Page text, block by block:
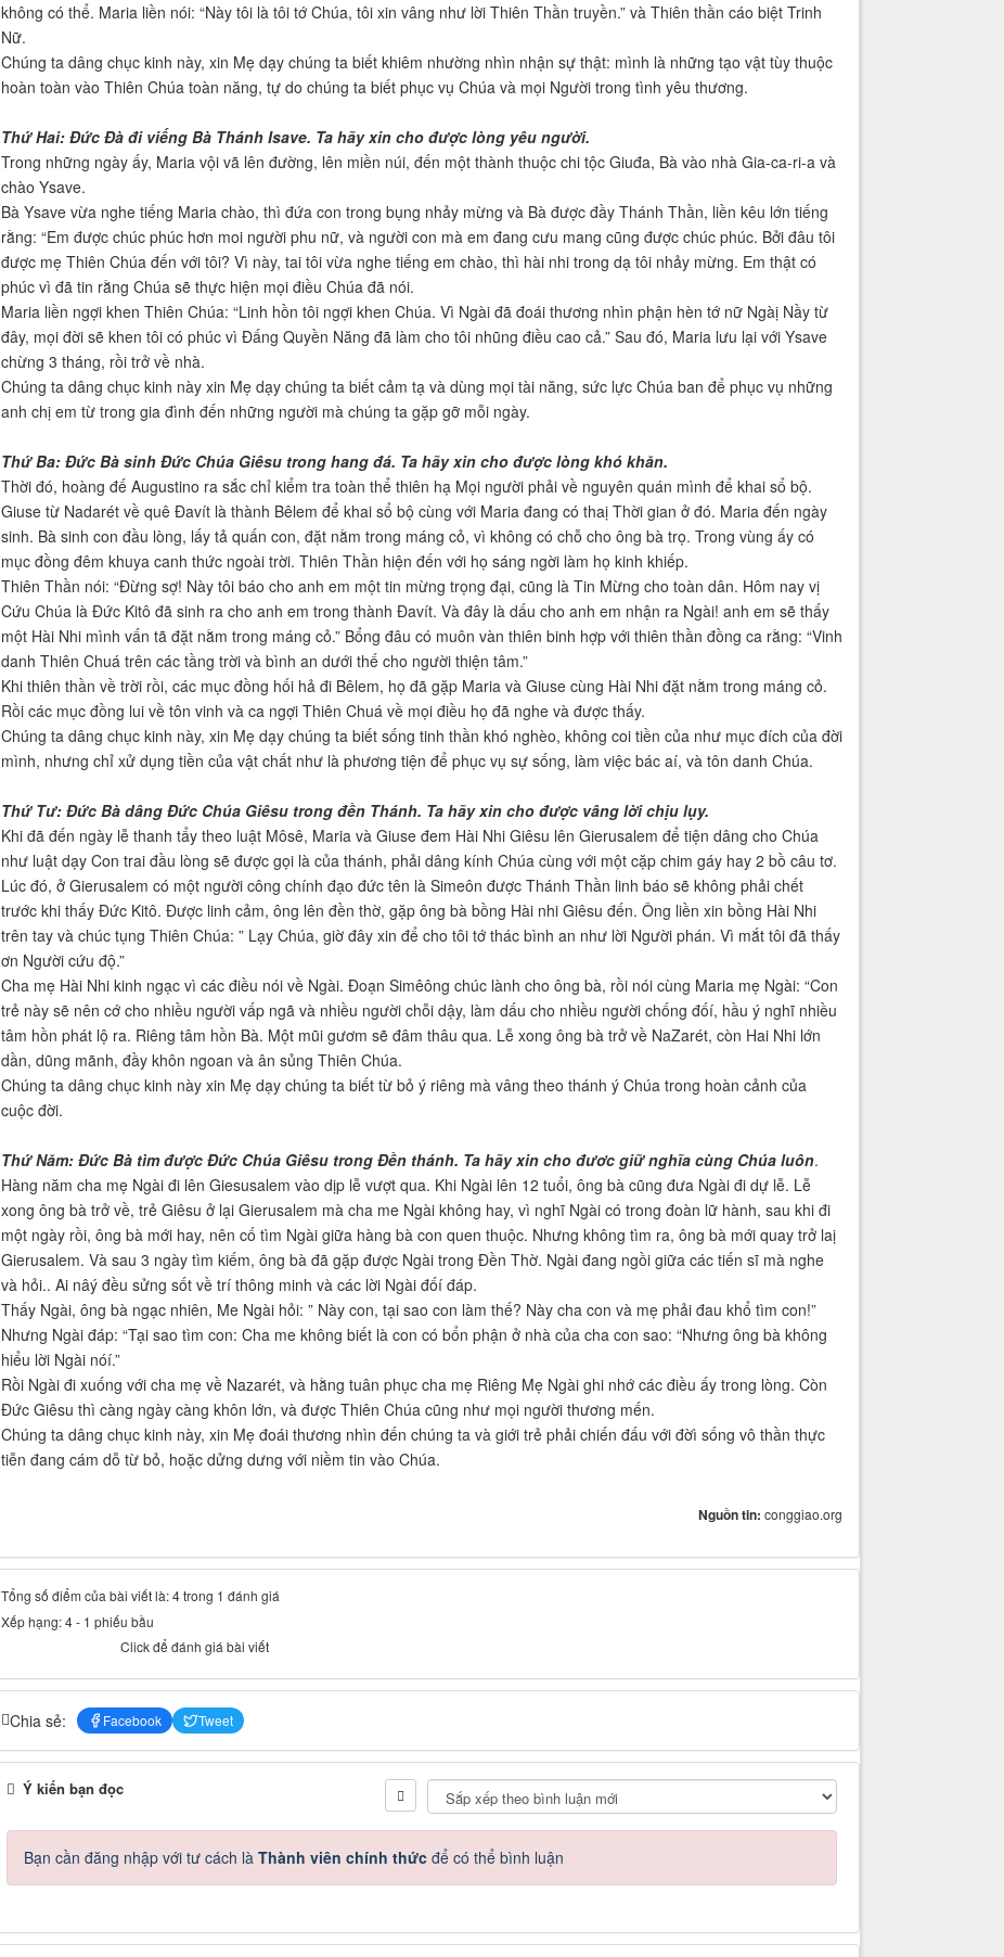
không có thể. Maria liền nói: “Này tôi là tôi tớ Chúa, tôi xin vâng như lời Thiên Thần truyền.” và Thiên thần cáo biệt Trinh
Nữ.
Chúng ta dâng chục kinh này, xin Mẹ dạy chúng ta biết khiêm nhường nhìn nhận sự thật: mình là những tạo vật tùy thuộc
hoàn toàn vào Thiên Chúa toàn năng, tự do chúng ta biết phục vụ Chúa và mọi Người trong tình yêu thương.
Thứ Hai: Đức Đà đi viếng Bà Thánh Isave. Ta hãy xin cho được lòng yêu người.
Trong những ngày ấy, Maria vội vã lên đường, lên miền núi, đến một thành thuộc chi tộc Giuđa, Bà vào nhà Gia-ca-ri-a và
chào Ysave.
Bà Ysave vừa nghe tiếng Maria chào, thì đứa con trong bụng nhảy mừng và Bà được đầy Thánh Thần, liền kêu lớn tiếng
rằng: “Em được chúc phúc hơn moi người phu nữ, và người con mà em đang cưu mang cũng được chúc phúc. Bởi đâu tôi
được mẹ Thiên Chúa đến với tôi? Vì này, tai tôi vừa nghe tiếng em chào, thì hài nhi trong dạ tôi nhảy mừng. Em thật có
phúc vì đã tin rằng Chúa sẽ thực hiện mọi điều Chúa đã nói.
Maria liền ngợi khen Thiên Chúa: “Linh hồn tôi ngợi khen Chúa. Vì Ngài đã đoái thương nhìn phận hèn tớ nữ Ngàị Nầy từ
đây, mọi đời sẽ khen tôi có phúc vì Đấng Quyền Năng đã làm cho tôi nhũng điều cao cả.” Sau đó, Maria lưu lại với Ysave
chừng 3 tháng, rồi trở về nhà.
Chúng ta dâng chục kinh này xin Mẹ dạy chúng ta biết cảm tạ và dùng mọi tài năng, sức lực Chúa ban để phục vụ những
anh chị em từ trong gia đình đến những người mà chúng ta gặp gỡ mỗi ngày.
Thứ Ba: Đức Bà sinh Đức Chúa Giêsu trong hang đá. Ta hãy xin cho được lòng khó khăn.
Thời đó, hoàng đế Augustino ra sắc chỉ kiểm tra toàn thể thiên hạ Mọi người phải về nguyên quán mình để khai sổ bộ.
Giuse từ Nadarét về quê Đavít là thành Bêlem để khai sổ bộ cùng với Maria đang có thaị Thời gian ở đó. Maria đến ngày
sinh. Bà sinh con đầu lòng, lấy tả quấn con, đặt nằm trong máng cỏ, vì không có chỗ cho ông bà trọ. Trong vùng ấy có
mục đồng đêm khuya canh thức ngoài trời. Thiên Thần hiện đến với họ sáng ngời làm họ kinh khiếp.
Thiên Thần nói: “Đừng sợ! Này tôi báo cho anh em một tin mừng trọng đại, cũng là Tin Mừng cho toàn dân. Hôm nay vị
Cứu Chúa là Đức Kitô đã sinh ra cho anh em trong thành Đavít. Và đây là dấu cho anh em nhận ra Ngài! anh em sẽ thấy
một Hài Nhi mình vấn tã đặt nằm trong máng cỏ.” Bổng đâu có muôn vàn thiên binh hợp với thiên thần đồng ca rằng: “Vinh
danh Thiên Chuá trên các tầng trời và bình an dưới thế cho người thiện tâm.”
Khi thiên thần về trời rồi, các mục đồng hối hả đi Bêlem, họ đã gặp Maria và Giuse cùng Hài Nhi đặt nằm trong máng cỏ.
Rồi các mục đồng lui về tôn vinh và ca ngợi Thiên Chuá về mọi điều họ đã nghe và được thấy.
Chúng ta dâng chục kinh này, xin Mẹ dạy chúng ta biết sống tinh thần khó nghèo, không coi tiền của như mục đích của đời
mình, nhưng chỉ xử dụng tiền của vật chất như là phương tiện để phục vụ sự sống, làm việc bác aí, và tôn danh Chúa.
Thứ Tư: Đức Bà dâng Đức Chúa Giêsu trong đền Thánh. Ta hãy xin cho được vâng lời chịu lụy.
Khi đã đến ngày lễ thanh tẩy theo luật Môsê, Maria và Giuse đem Hài Nhi Giêsu lên Gierusalem để tiện dâng cho Chúa
như luật dạy Con trai đầu lòng sẽ được gọi là của thánh, phải dâng kính Chúa cùng với một cặp chim gáy hay 2 bồ câu tơ.
Lúc đó, ở Gierusalem có một người công chính đạo đức tên là Simeôn được Thánh Thần linh báo sẽ không phải chết
trước khi thấy Đức Kitô. Được linh cảm, ông lên đền thờ, gặp ông bà bồng Hài nhi Giêsu đến. Ông liền xin bồng Hài Nhi
trên tay và chúc tụng Thiên Chúa: ” Lạy Chúa, giờ đây xin để cho tôi tớ thác bình an như lời Người phán. Vì mắt tôi đã thấy
ơn Người cứu độ.”
Cha mẹ Hài Nhi kinh ngạc vì các điều nói về Ngài. Đoạn Simêông chúc lành cho ông bà, rồi nói cùng Maria mẹ Ngài: “Con
trẻ này sẽ nên cớ cho nhiều người vấp ngã và nhiều người chỗi dậy, làm dấu cho nhiều người chống đốí, hầu ý nghĩ nhiều
tâm hồn phát lộ ra. Riêng tâm hồn Bà. Một mũi gươm sẽ đâm thâu qua. Lễ xong ông bà trở về NaZarét, còn Hai Nhi lớn
dần, dũng mãnh, đầy khôn ngoan và ân sủng Thiên Chúa.
Chúng ta dâng chục kinh này xin Mẹ dạy chúng ta biết từ bỏ ý riêng mà vâng theo thánh ý Chúa trong hoàn cảnh của
cuộc đời.
Thứ Năm: Đức Bà tìm được Đức Chúa Giêsu trong Đền thánh. Ta hãy xin cho đươc giữ nghĩa cùng Chúa luôn.
Hàng năm cha mẹ Ngài đi lên Giesusalem vào dịp lễ vượt qua. Khi Ngài lên 12 tuổi, ông bà cũng đưa Ngài đi dự lễ. Lễ
xong ông bà trở về, trẻ Giêsu ở lại Gierusalem mà cha me Ngài không hay, vì nghĩ Ngài có trong đoàn lữ hành, sau khi đi
một ngày rồi, ông bà mới hay, nên cố tìm Ngài giữa hàng bà con quen thuộc. Nhưng không tìm ra, ông bà mới quay trở laị
Gierusalem. Và sau 3 ngày tìm kiếm, ông bà đã gặp được Ngài trong Đền Thờ. Ngài đang ngồi giữa các tiến sĩ mà nghe
và hỏi.. Ai nâý đều sửng sốt về trí thông minh và các lời Ngài đốí đáp.
Thấy Ngài, ông bà ngạc nhiên, Me Ngài hỏi: ” Này con, tại sao con làm thế? Này cha con và mẹ phải đau khổ tìm con!”
Nhưng Ngài đáp: “Tại sao tìm con: Cha me không biết là con có bổn phận ở nhà của cha con sao: “Nhưng ông bà không
hiểu lời Ngài nóí.”
Rồi Ngài đi xuống với cha mẹ về Nazarét, và hằng tuân phục cha mẹ Riêng Mẹ Ngài ghi nhớ các điều ấy trong lòng. Còn
Đức Giêsu thì càng ngày càng khôn lớn, và được Thiên Chúa cũng như mọi người thương mến.
Chúng ta dâng chục kinh này, xin Mẹ đoái thương nhìn đến chúng ta và giới trẻ phải chiến đấu với đờì sống vô thần thực
tiễn đang cám dỗ từ bỏ, hoặc dửng dưng với niềm tin vào Chúa.
Nguồn tin: conggiao.org
Tổng số điểm của bài viết là: 4 trong 1 đánh giá
Xếp hạng:4- 1 phiếu bầu
Click để đánh giá bài viết
Chia sẻ: Facebook Tweet
Ý kiến bạn đọc
Bạn cần đăng nhập với tư cách là Thành viên chính thức để có thể bình luận